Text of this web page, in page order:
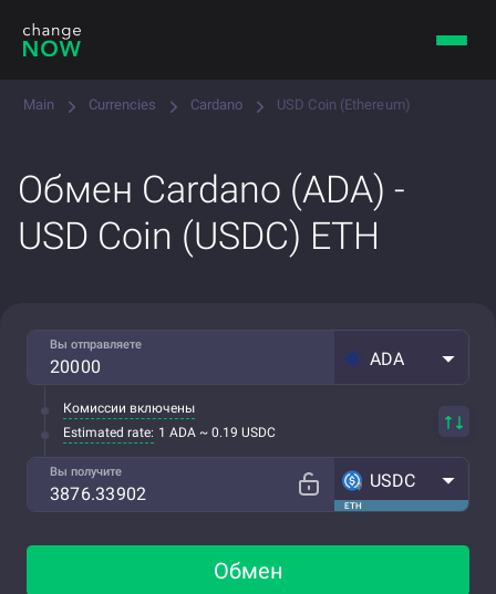
Main Currencies Cardano USD Coin (Ethereum)
Обмен Cardano (ADA) -
USD Coin (USDC) ETH
Вы отправляете
ADA
Комиссии включены
Estimated rate: 1 ADA ~ 0.19 USDC
Вы получите
ETH
USDC
Обмен